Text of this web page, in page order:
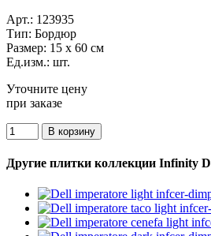
Арт.: 123935
Тип: Бордюр
Размер: 15 x 60 см
Ед.изм.: шт.
Уточните цену
при заказе
Другие плитки коллекции Infinity